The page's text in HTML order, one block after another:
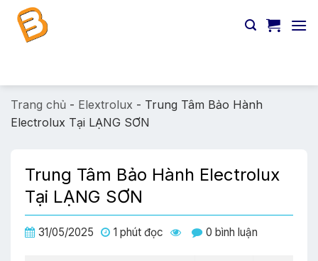
Chuyển
đến
Trang chủ - Elextrolux - Trung Tâm Bảo Hành
Electrolux Tại LẠNG SƠN
Trung Tâm Bảo Hành Electrolux
Tại LẠNG SƠN
31/05/2025 1 phút đọc 0 bình luận